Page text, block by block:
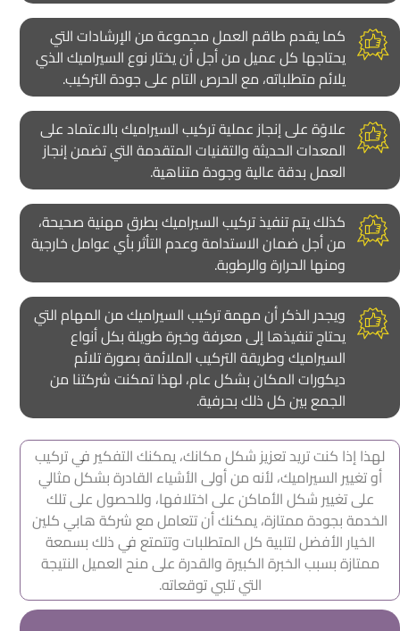
كما يقدم طاقم العمل مجموعة من الإرشادات التي
يحتاجها كل عميل من أجل أن يختار نوع السيراميك الذي
يلائم متطلباته، مع الحرص التام على جودة التركيب.
علاوًة على إنجاز عملية تركيب السيراميك بالاعتماد على
المعدات الحديثة والتقنيات المتقدمة التي تضمن إنجاز
العمل بدقة عالية وجودة متناهية.
كذلك يتم تنفيذ تركيب السيراميك بطرق مهنية صحيحة،
من أجل ضمان الاستدامة وعدم التأثر بأي عوامل خارجية
ومنها الحرارة والرطوبة.
ويجدر الذكر أن مهمة تركيب السيراميك من المهام التي
يحتاج تنفيذها إلى معرفة وخبرة طويلة بكل أنواع
السيراميك وطريقة التركيب الملائمة بصورة تلائم
ديكورات المكان بشكل عام، لهذا تمكنت شركتنا من
الجمع بين كل ذلك بحرفية.
لهذا إذا كنت تريد تعزيز شكل مكانك، يمكنك التفكير في تركيب
أو تغيير السيراميك، لأنه من أولى الأشياء القادرة بشكل مثالي
على تغيير شكل الأماكن على اختلافها، وللحصول على تلك
الخدمة بجودة ممتازة، يمكنك أن تتعامل مع شركة هابي كلين
الخيار الأفضل لتلبية كل المتطلبات وتتمتع في ذلك بسمعة
ممتازة بسبب الخبرة الكبيرة والقدرة على منح العميل النتيجة
التي تلبي توقعاته.